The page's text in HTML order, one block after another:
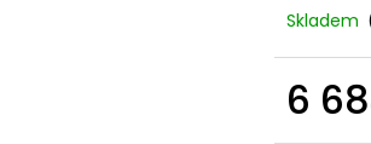
Skladem
6